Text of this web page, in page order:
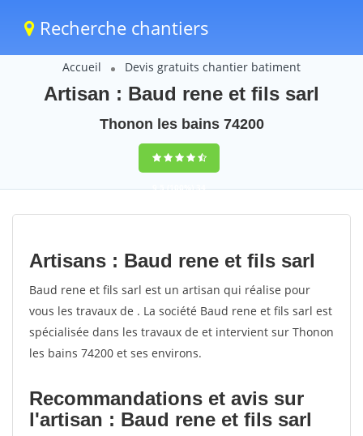
Recherche chantiers
Accueil Devis gratuits chantier batiment
Artisan : Baud rene et fils sarl
Thonon les bains 74200
9,5(100%)34
votes
Artisans : Baud rene et fils sarl
Baud rene et fils sarl est un artisan qui réalise pour
vous les travaux de . La société Baud rene et fils sarl est
spécialisée dans les travaux de et intervient sur Thonon
les bains 74200 et ses environs.
Recommandations et avis sur
l'artisan : Baud rene et fils sarl